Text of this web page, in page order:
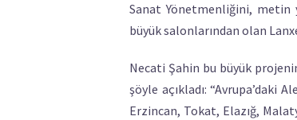
Sanat Yönetmenliğini, metin
büyük salonlarından olan
Necati Şahin bu büyük
şöyle açıkladı: “Avrupa’daki
Erzincan, Tokat, Elazığ,